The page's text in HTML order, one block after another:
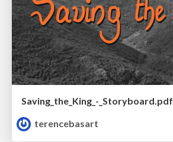
Saving_the_King_-_Storyboard.pdf
terencebasart